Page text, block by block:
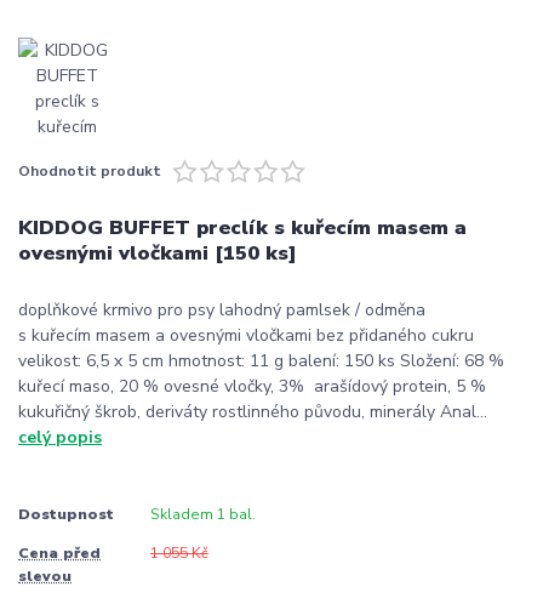
Ohodnotit produkt
KIDDOG BUFFET preclík s kuřecím masem a
ovesnými vločkami [150 ks]
doplňkové krmivo pro psy lahodný pamlsek / odměna
s kuřecím masem a ovesnými vločkami bez přidaného cukru
velikost: 6,5 x 5 cm hmotnost: 11 g balení: 150 ks Složení: 68 %
kuřecí maso, 20 % ovesné vločky, 3% arašídový protein, 5 %
kukuřičný škrob, deriváty rostlinného původu, minerály Anal...
celý popis
Dostupnost Skladem 1 bal.
Cena před
slevou
1 055 Kč